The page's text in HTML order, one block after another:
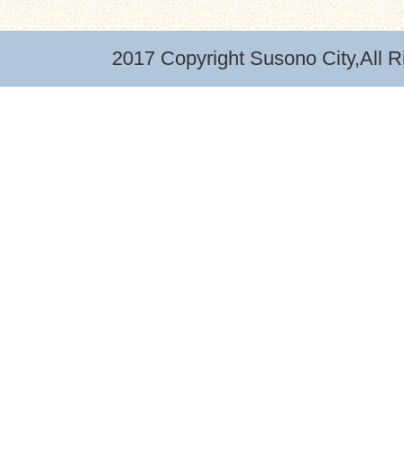
2017 Copyright Susono City,All